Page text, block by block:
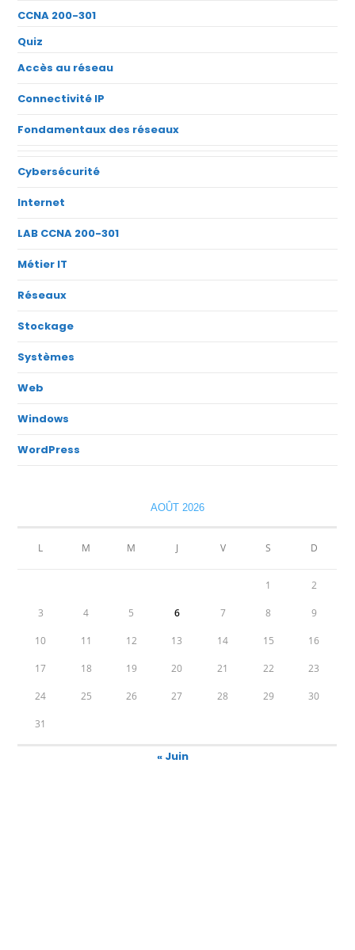
CCNA 200-301
Quiz
Accès au réseau
Connectivité IP
Fondamentaux des réseaux
Cybersécurité
Internet
LAB CCNA 200-301
Métier IT
Réseaux
Stockage
Systèmes
Web
Windows
WordPress
AOÛT 2026
L M M J V S D
1 2
3 4 5 6 7 8 9
10 11 12 13 14 15 16
17 18 19 20 21 22 23
24 25 26 27 28 29 30
31
« Juin